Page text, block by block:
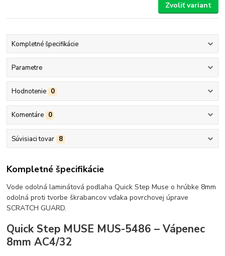
Zvoliť variant
Kompletné špecifikácie
Parametre
Hodnotenie 0
Komentáre 0
Súvisiaci tovar 8
Kompletné špecifikácie
Vode odolná laminátová podlaha Quick Step Muse o hrúbke 8mm
odolná proti tvorbe škrabancov vďaka povrchovej úprave
SCRATCH GUARD.
Quick Step MUSE MUS-5486 – Vápenec
8mm AC4/32